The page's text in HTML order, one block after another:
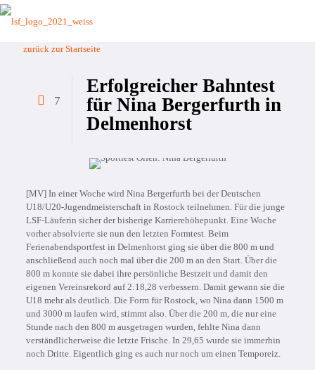
zurück zur Startseite
7
Erfolgreicher Bahntest
für Nina Bergerfurth in
Delmenhorst
[MV] In einer Woche wird Nina Bergerfurth bei der Deutschen
U18/U20-Jugendmeisterschaft in Rostock teilnehmen. Für die junge
LSF-Läuferin sicher der bisherige Karrierehöhepunkt. Eine Woche
vorher absolvierte sie nun den letzten Formtest. Beim
Ferienabendsportfest in Delmenhorst ging sie über die 800 m und
anschließend auch noch mal über die 200 m an den Start. Über die
800 m konnte sie dabei ihre persönliche Bestzeit und damit den
eigenen Vereinsrekord auf 2:18,28 verbessern. Damit gewann sie die
U18 mehr als deutlich. Die Form für Rostock, wo Nina dann 1500 m
und 3000 m laufen wird, stimmt also. Über die 200 m, die nur eine
Stunde nach den 800 m ausgetragen wurden, fehlte Nina dann
verständlicherweise die letzte Frische. In 29,65 wurde sie immerhin
noch Dritte. Eigentlich ging es auch nur noch um einen Temporeiz.